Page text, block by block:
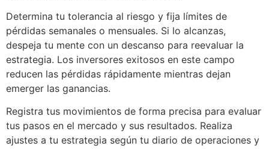
Determina tu tolerancia al riesgo y fija límites de
pérdidas semanales o mensuales. Si lo alcanzas,
despeja tu mente con un descanso para reevaluar la
estrategia. Los inversores exitosos en este campo
reducen las pérdidas rápidamente mientras dejan
emerger las ganancias.
Registra tus movimientos de forma precisa para evaluar
tus pasos en el mercado y sus resultados. Realiza
ajustes a tu estrategia según tu diario de operaciones y